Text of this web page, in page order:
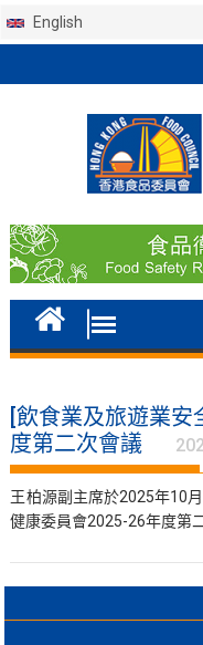
English
[飲食業及旅遊業安
度第二次會議
王柏源副主席於2025年10
健康委員會2025-26年度第